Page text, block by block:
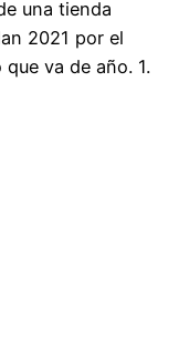
una tienda
2021 por el
va de año. 1.